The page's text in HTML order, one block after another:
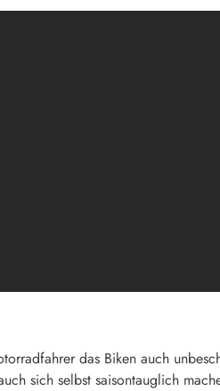
das Biken auch
sich selbst saisontauglich